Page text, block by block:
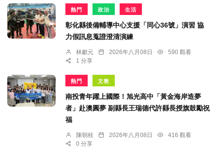
熱門 政治 生活
彰化縣後備輔導中心支援「同心36號」演習 協
力假訊息蒐證澄清演練
林獻元 2026年八月08日
590 觀看
1 分享
熱門 文教
南投青年躍上國際！旭光高中「黃金海岸造夢
者」赴澳圓夢 副縣長王瑞德代許縣長授旗鼓勵祝
福
陳朝枝 2026年八月08日
416 觀看
0 分享